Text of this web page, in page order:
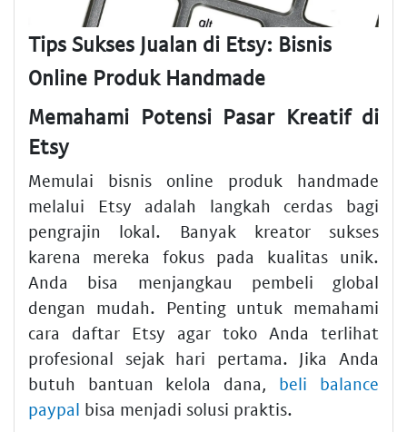
Tips Sukses Jualan di Etsy: Bisnis
Online Produk Handmade
Memahami Potensi Pasar Kreatif di
Etsy
Memulai bisnis online produk handmade
melalui Etsy adalah langkah cerdas bagi
pengrajin lokal. Banyak kreator sukses
karena mereka fokus pada kualitas unik.
Anda bisa menjangkau pembeli global
dengan mudah. Penting untuk memahami
cara daftar Etsy agar toko Anda terlihat
profesional sejak hari pertama. Jika Anda
butuh bantuan kelola dana, beli balance
paypal bisa menjadi solusi praktis.